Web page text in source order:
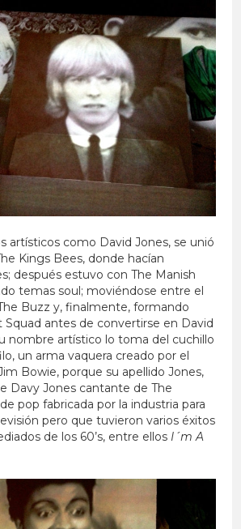
artísticos como David Jones, se unió
Kings Bees, donde hacían
después estuvo con The Manish
temas soul; moviéndose entre el
Buzz y, finalmente, formando
Squad antes de convertirse en David
nombre artístico lo toma del cuchillo
un arma vaquera creado por el
Bowie, porque su apellido Jones,
Davy Jones cantante de The
pop fabricada por la industria para
pero que tuvieron varios éxitos
de los 60’s, entre ellos I´m A